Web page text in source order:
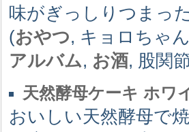
味がぎっしりつまっ
(おやつ, キョロちゃ
アルバム, お酒, 股関
天然酵母ケーキ ホワ
おいしい天然酵母で